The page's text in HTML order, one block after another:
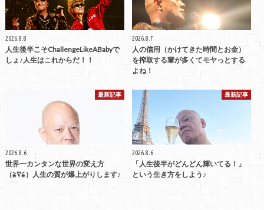
2026.8.8
人生後半こそChallengeLikeABabyで
しょ♪人生はこれからだ！！
2026.8.7
人の信用（かけてきた時間とお金）
を搾取する輩が多くてモヤっとする
よね！
最新記事
2026.8.6
世界一カンタンな世界の変え方
（≧∇≦）人生の質が爆上がりします♪
最新記事
2026.8.6
「人生後半がどんどん輝いてる！」
という生き方をしよう♪